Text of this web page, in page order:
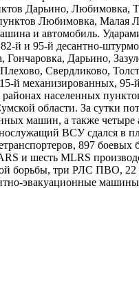
Дарьино, Любимовка,
Любимовка, Малая
и автомобиль.
й и 95-й десантно-​
Гончаровка, Дарьино,
Свердликово,
й механизированных,
населенных
области. За сутки
машин, а также четыре
ВСУ сдался в
897
и шесть MLRS
борьбы, три РЛС ПВО,
​эвакуационные